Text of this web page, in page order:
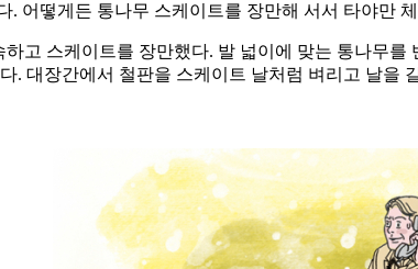
. 어떻게든 통나무 스케이트를 장만해 서서 타야만
하고 스케이트를 장만했다. 발 넓이에 맞는 통나무
. 대장간에서 철판을 스케이트 날처럼 벼리고 날을